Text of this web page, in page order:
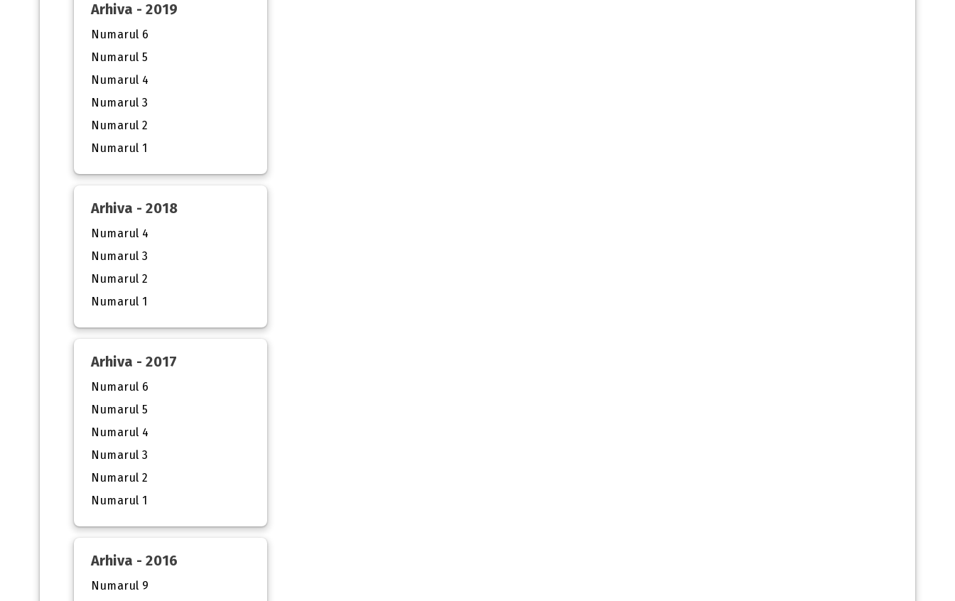
Arhiva - 2019
Numarul 6
Numarul 5
Numarul 4
Numarul 3
Numarul 2
Numarul 1
Arhiva - 2018
Numarul 4
Numarul 3
Numarul 2
Numarul 1
Arhiva - 2017
Numarul 6
Numarul 5
Numarul 4
Numarul 3
Numarul 2
Numarul 1
Arhiva - 2016
Numarul 9